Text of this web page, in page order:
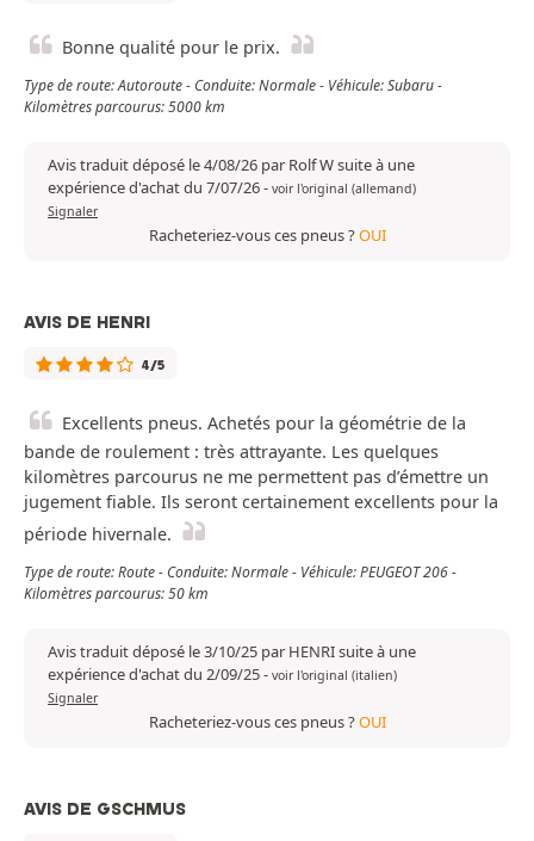
Bonne qualité pour le prix.
Type de route: Autoroute - Conduite: Normale - Véhicule: Subaru -
Kilomètres parcourus: 5000 km
Avis traduit déposé le 4/08/26 par Rolf W suite à une
expérience d'achat du 7/07/26- voir l'original (allemand)
Signaler
Racheteriez-vous ces pneus ?OUI
AVIS DE HENRI
4/5
Excellents pneus. Achetés pour la géométrie de la
bande de roulement : très attrayante. Les quelques
kilomètres parcourus ne me permettent pas d’émettre un
jugement fiable. Ils seront certainement excellents pour la
période hivernale.
Type de route: Route - Conduite: Normale - Véhicule: PEUGEOT 206 -
Kilomètres parcourus: 50 km
Avis traduit déposé le 3/10/25 par HENRI suite à une
expérience d'achat du 2/09/25- voir l'original (italien)
Signaler
Racheteriez-vous ces pneus ?OUI
AVIS DE GSCHMUS